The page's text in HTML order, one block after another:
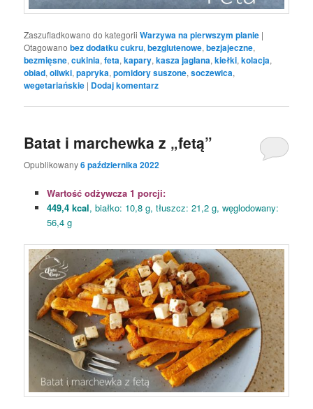
Zaszufladkowano do kategorii Warzywa na pierwszym planie |
Otagowano bez dodatku cukru,bezglutenowe,bezjajeczne,
bezmięsne,cukinia,feta,kapary,kasza jaglana,kiełki,kolacja,
obiad,oliwki,papryka,pomidory suszone,soczewica,
wegetariańskie | Dodaj komentarz
Batat i marchewka z „fetą”
Opublikowany6 października 2022
Wartość odżywcza 1 porcji:
449,4 kcal, białko: 10,8 g, tłuszcz: 21,2 g, węglodowany:
56,4 g